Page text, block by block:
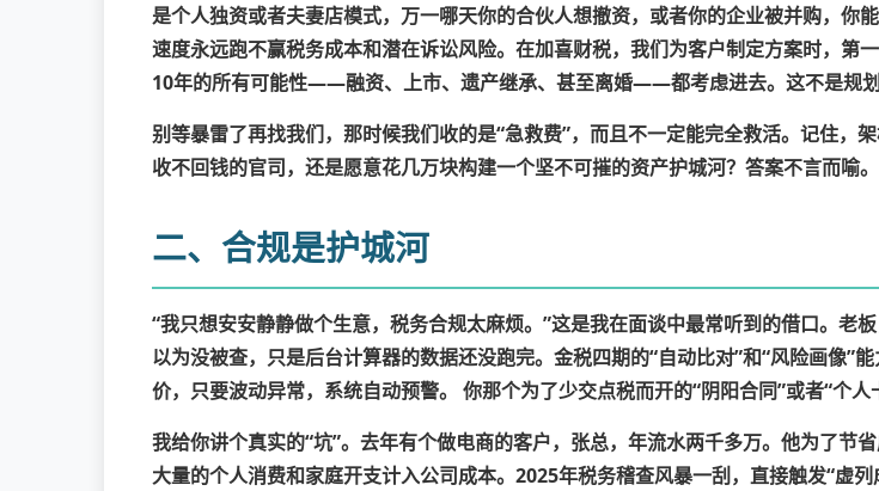
是个人独资或者夫妻店模式，万一哪天你的合伙人想撤资，或者你的企业被并购，
速度永远跑不赢税务成本和潜在诉讼风险。在加喜财税，我们为客户制定方案时，第
10年的所有可能性——融资、上市、遗产继承、甚至离婚——都考虑进去。 这不是规
别等暴雷了再找我们，那时候我们收的是“急救费”，而且不一定能完全救活。记住，
收不回钱的官司，还是愿意花几万块构建一个坚不可摧的资产护城河？答案不言而喻。
二、合规是护城河
“我只想安安静静做个生意，税务合规太麻烦。”这是我在面谈中最常听到的借口。老
以为没被查，只是后台计算器的数据还没跑完。 金税四期的“自动比对”和“风险画像”
价，只要波动异常，系统自动预警。 你那个为了少交点税而开的“阴阳合同”或者“个
我给你讲个真实的“坑”。去年有个做电商的客户，张总，年流水两千多万。他为了节
大量的个人消费和家庭开支计入公司成本。2025年税务稽查风暴一刮，直接触发“虚列